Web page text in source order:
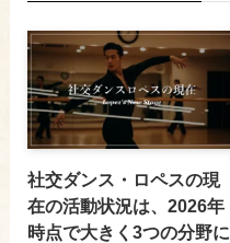
社交ダンス・ロペスの現
在の活動状況は、2026年
時点で大きく3つの分野に